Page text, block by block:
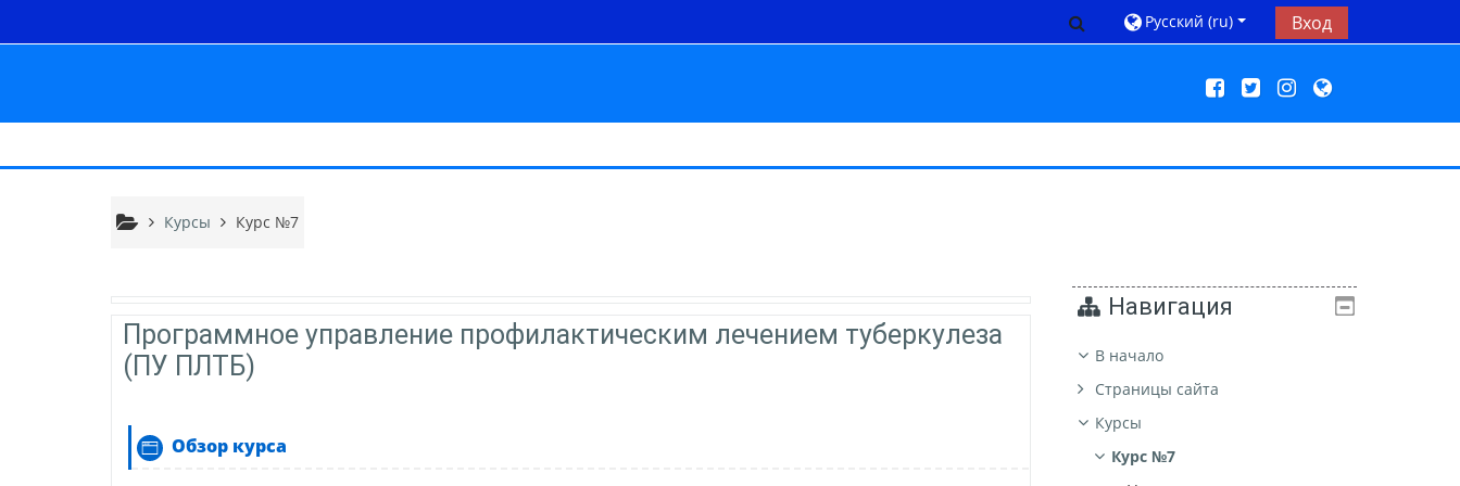
Изменить данные поисковой строки
Русский ‎(ru)‎ Вход
Курсы Курс №7
Общее
Программное управление профилактическим лечением туберкулеза
(ПУ ПЛТБ)
Обзор курсаСтраница
Навигация
В начало
Страницы сайта
Курсы
Курс №7